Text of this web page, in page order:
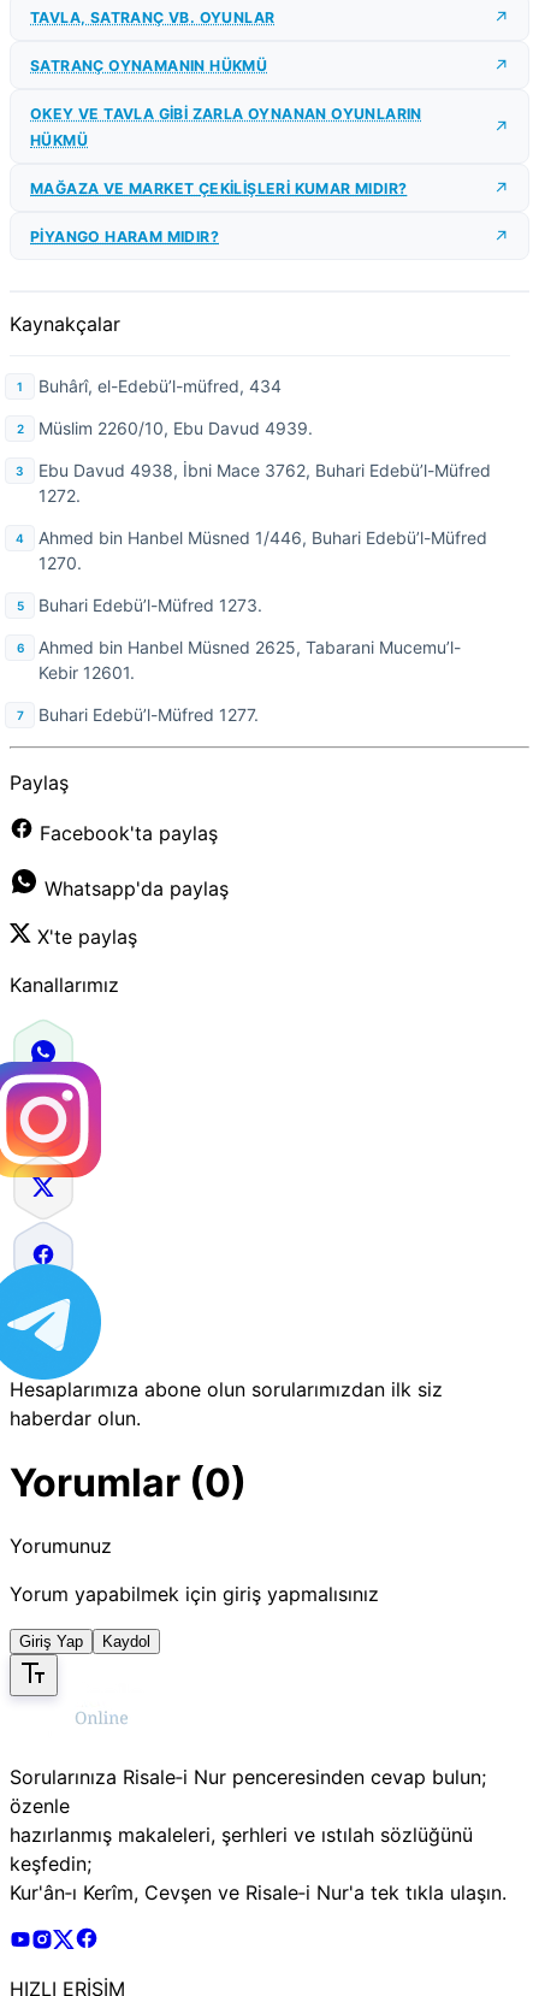
TAVLA, SATRANÇ VB. OYUNLAR
SATRANÇ OYNAMANIN HÜKMÜ
OKEY VE TAVLA GİBİ ZARLA OYNANAN OYUNLARIN
HÜKMÜ
MAĞAZA VE MARKET ÇEKİLİŞLERİ KUMAR MIDIR?
PİYANGO HARAM MIDIR?
Kaynakçalar
Buhârî, el-Edebü’l-müfred, 434
Müslim 2260/10, Ebu Davud 4939.
Ebu Davud 4938, İbni Mace 3762, Buhari Edebü’l-Müfred
1272.
Ahmed bin Hanbel Müsned 1/446, Buhari Edebü’l-Müfred
1270.
Buhari Edebü’l-Müfred 1273.
Ahmed bin Hanbel Müsned 2625, Tabarani Mucemu’l-
Kebir 12601.
Buhari Edebü’l-Müfred 1277.
Paylaş
Facebook'ta paylaş
Whatsapp'da paylaş
X'te paylaş
Kanallarımız
Hesaplarımıza abone olun sorularımızdan ilk siz
haberdar olun.
Yorumlar (0)
Yorumunuz
Yorum yapabilmek için giriş yapmalısınız
Giriş Yap Kaydol
Sorularınıza Risale‑i Nur penceresinden cevap bulun;
özenle
hazırlanmış makaleleri, şerhleri ve ıstılah sözlüğünü
keşfedin;
Kur'ân‑ı Kerîm, Cevşen ve Risale‑i Nur'a tek tıkla ulaşın.
Risale Online Youtube Hesabı
Risale Online Instagram Hesabı
Risale Online X Hesabı
HIZLI ERİŞİM